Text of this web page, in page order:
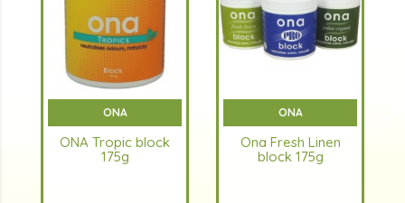
ONA
ONA Tropic block
175g
ONA
Ona Fresh Linen
block 175g